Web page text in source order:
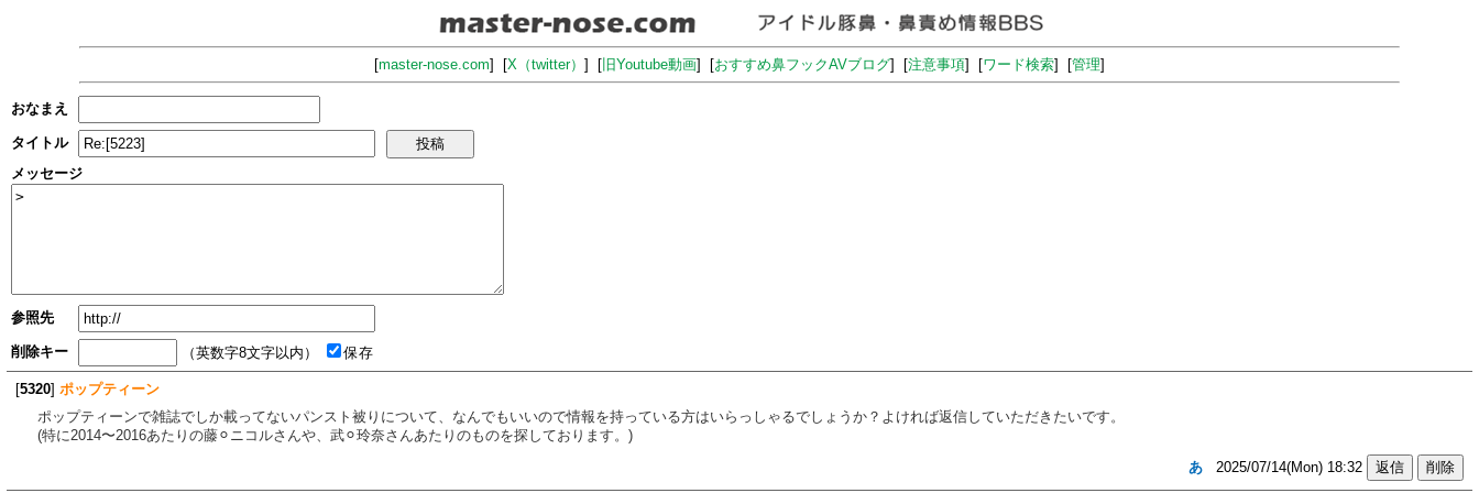
[master-nose.com] [X（twitter） ] [ 旧Youtube動画] [おすすめ鼻フックAVブログ] [注意事項] [ワード検索] [管理]
おなまえ
タイトル
メッセージ
参照先
削除キー （英数字8文字以内） 保存
[5320] ポップティーン
ポップティーンで雑誌でしか載ってないパンスト被りについて、なんでもいいので情報を持っている方はいらっしゃるでしょうか？よければ返信していただきたいです。
(特に2014〜2016あたりの藤⚪︎ニコルさんや、武⚪︎玲奈さんあたりのものを探しております。)
あ 2025/07/14(Mon) 18:32